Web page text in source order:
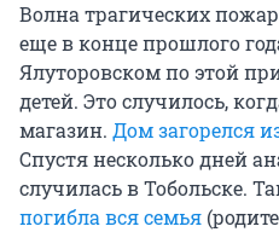
Волна трагических
еще в конце прошлого
Ялуторовском по этой
детей. Это случилось,
магазин. Дом загорелся
Спустя несколько дней
случилась в Тобольске.
погибла вся семья